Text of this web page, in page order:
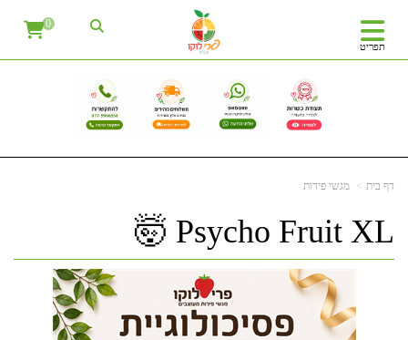
תפריט
0
דף בית מגשי פירות
Psycho Fruit XL 🤯